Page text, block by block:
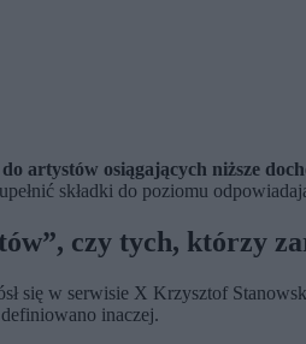
artystów osiągających niższe
składki do poziomu
czy tych, którzy
się w serwisie X Krzysztof
inaczej.